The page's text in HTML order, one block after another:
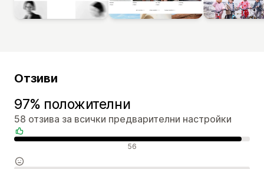
Отзиви
97% положителни
58 отзива за всички предварителни настройки
Положителни отзиви 56